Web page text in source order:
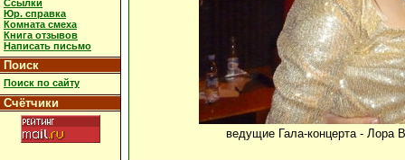
Ссылки
Юр. справка
Комната смеха
Книга отзывов
Написать письмо
Поиск
Поиск по сайту
Счётчики
ведущие Гала-концерта - Лора